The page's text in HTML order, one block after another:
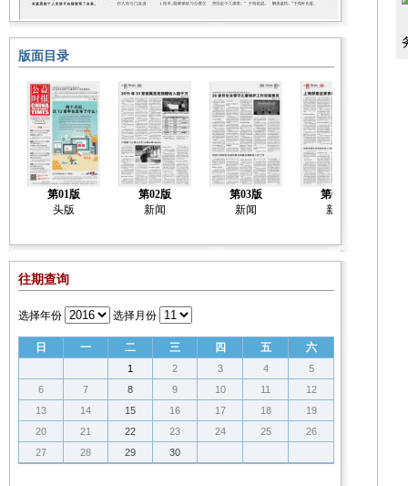
版面目录
第01版
头版
第02版
新闻
第03版
新闻
第04版
新闻
往期查询
选择年份 选择月份
日 一 二 三 四 五 六
1 2 3 4
5
6
7 8 9 10 11
12
13
14 15 16 17 18
19
20
21 22 23 24 25
26
27
28 29 30